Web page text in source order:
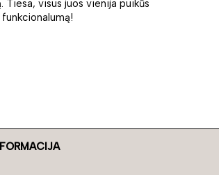
visus juos vienija puikūs